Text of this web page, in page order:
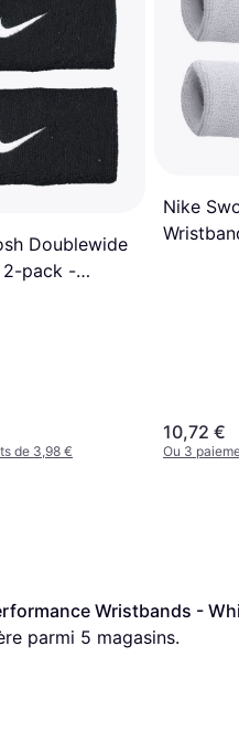
Doublewide
2-pack -
de 3,98 €
Nike
10,72 €
Ou 3
Wristbands -
parmi 5 magasins.